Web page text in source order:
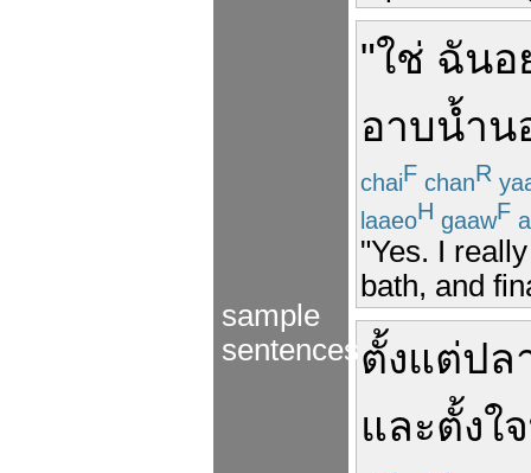
sample
sentences
"ใช่ ฉันอ
อาบน้ำน
chaiF chanR
laaeoH gaawF
"Yes. I
bath, and
ตั้งแต่ปล
และตั้งใจ